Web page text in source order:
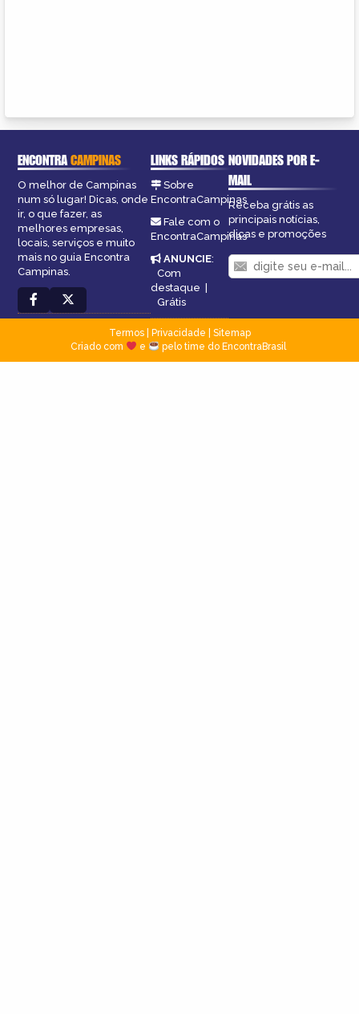
ENCONTRACAMPINAS
O melhor de Campinas
num só lugar! Dicas, onde
ir, o que fazer, as
melhores empresas,
locais, serviços e muito
mais no guia Encontra
Campinas.
LINKS RÁPIDOS
Sobre
EncontraCampinas
Fale com o
EncontraCampinas
ANUNCIE:
Com
destaque |
Grátis
NOVIDADES POR E-
MAIL
Receba grátis as
principais notícias,
dicas e promoções
Termos| Privacidade
Sitemap
Criado com
e pelo time do EncontraBrasil